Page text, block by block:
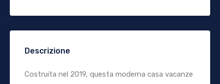
Descrizione
Costruita nel 2019, questa moderna casa vacanze